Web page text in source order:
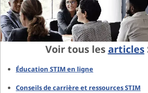
Voir tous lesarticles
Éducation STIM en ligne
Conseils de carrière et ressources STIM